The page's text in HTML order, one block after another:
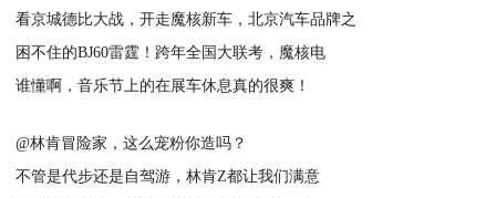
看京城德比大战，开走魔核新车，北京汽车品牌之
困不住的BJ60雷霆！跨年全国大联考，魔核电
谁懂啊，音乐节上的在展车休息真的很爽！
@林肯冒险家，这么宠粉你造吗？
不管是代步还是自驾游，林肯Z都让我们满意